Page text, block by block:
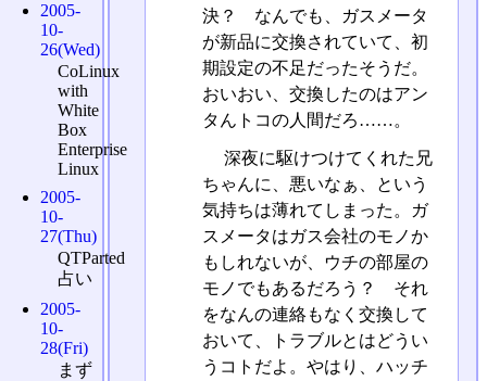
決？ なんでも、ガスメータ
が新品に交換されていて、初
期設定の不足だったそうだ。
おいおい、交換したのはアン
タんトコの人間だろ……。
深夜に駆けつけてくれた兄
ちゃんに、悪いなぁ、という
気持ちは薄れてしまった。ガ
スメータはガス会社のモノか
もしれないが、ウチの部屋の
モノでもあるだろう？ それ
をなんの連絡もなく交換して
おいて、トラブルとはどうい
うコトだよ。やはり、ハッチ
2005-
10-
26(Wed)
CoLinux
with
White
Box
Enterprise
Linux
2005-
10-
27(Thu)
QTParted
占い
2005-
10-
28(Fri)
まず